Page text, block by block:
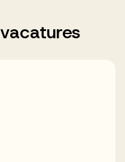
vacatures